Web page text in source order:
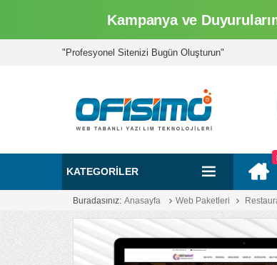
Kampanya ve
"Profesyonel Sitenizi Bugün Oluşturun"
KATEGORILER
Buradasınız: Anasayfa Web Paketleri